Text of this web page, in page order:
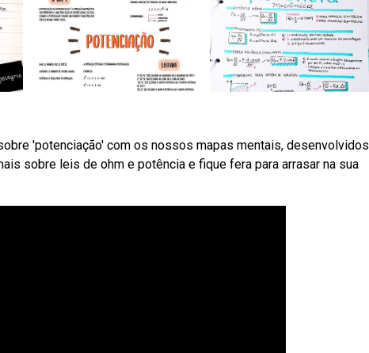
'potenciação' com os nossos mapas mentais, desenvolvidos
sobre leis de ohm e potência e fique fera para arrasar na sua